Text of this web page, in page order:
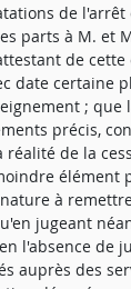
de l'arrêt
parts à M. et
de cette
date certaine
; que
précis,
de la
élément
à
jugeant
l'absence de
auprès des